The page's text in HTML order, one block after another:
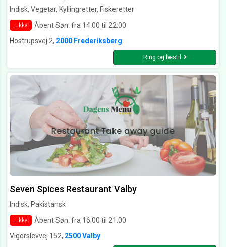
Indisk, Vegetar, Kyllingretter, Fiskeretter
Lukket
Åbent Søn. fra 14:00 til 22:00
Hostrupsvej 2, 2000 Frederiksberg
Ring og bestil
Seven Spices Restaurant Valby
Indisk, Pakistansk
Lukket
Åbent Søn. fra 16:00 til 21:00
Vigerslevvej 152, 2500 Valby